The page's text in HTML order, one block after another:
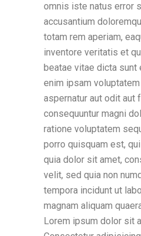
omnis iste natus error
accusantium
totam rem aperiam,
inventore veritatis et
beatae vitae dicta sunt
enim ipsam
aspernatur aut odit aut
consequuntur magni
ratione voluptatem
porro quisquam est,
quia dolor sit amet,
velit, sed quia non
tempora incidunt ut
magnam aliquam
Lorem ipsum dolor sit